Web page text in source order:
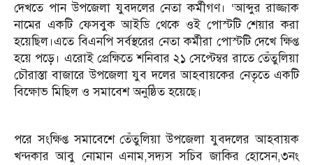
দেখতে পান উপজেলা যুবদলের নেতা কর্মীগণ। ‘আব্দুর রাজ্জাক
নামের একটি ফেসবুক আইডি থেকে ওই পোস্টটি শেয়ার করা
হয়েছিল।এতে বিএনপি সর্বস্থরের নেতা কর্মীরা পোস্টটি দেখে ক্ষিপ্ত
হয়ে পড়ে। এরোই প্রেক্ষিতে শনিবার ২১ সেপ্টেম্বর রাতে তেঁতুলিয়া
চৌরাস্তা বাজারে উপজেলা যুব দলের আহবায়কের নেতৃতে একটি
বিক্ষোভ মিছিল ও সমাবেশ অনুষ্ঠিত হয়েছে।
পরে সংক্ষিপ্ত সমাবেশে তেঁতুলিয়া উপজেলা যুবদলের আহবায়ক
খন্দকার আবু নোমান এনাম,সদ্যস সচিব জাকির হোসেন,৩নং